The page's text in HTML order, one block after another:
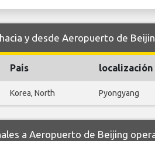
y desde Aeropuerto de
País localización
Korea, North Pyongyang
a Aeropuerto de Beijing